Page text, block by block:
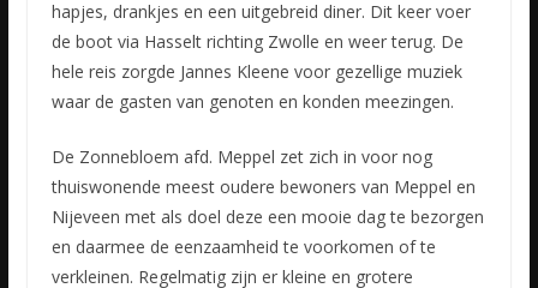
hapjes, drankjes en een uitgebreid diner. Dit keer voer
de boot via Hasselt richting Zwolle en weer terug. De
hele reis zorgde Jannes Kleene voor gezellige muziek
waar de gasten van genoten en konden meezingen.
De Zonnebloem afd. Meppel zet zich in voor nog
thuiswonende meest oudere bewoners van Meppel en
Nijeveen met als doel deze een mooie dag te bezorgen
en daarmee de eenzaamheid te voorkomen of te
verkleinen. Regelmatig zijn er kleine en grotere